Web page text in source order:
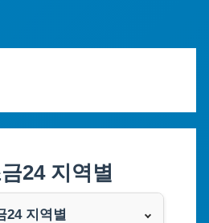
24 지역별
24 지역별